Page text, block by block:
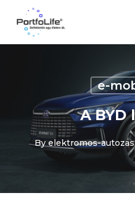
e-
A BYD
By elektromos-